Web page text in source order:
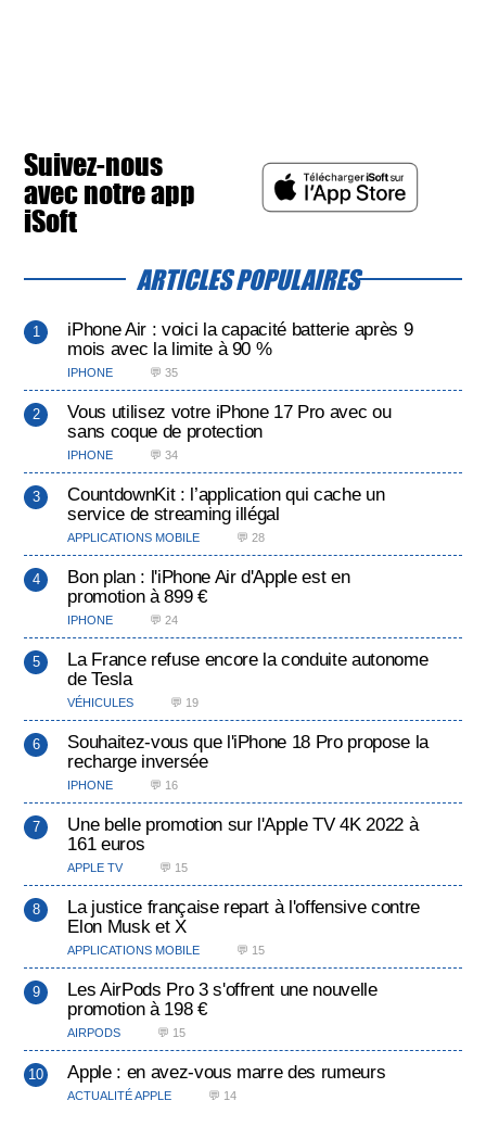
Suivez-nous
avec notre app
iSoft
ARTICLES POPULAIRES
iPhone Air : voici la capacité batterie après 9
mois avec la limite à 90 %
IPHONE 💬 35
Vous utilisez votre iPhone 17 Pro avec ou
sans coque de protection
IPHONE 💬 34
CountdownKit : l’application qui cache un
service de streaming illégal
APPLICATIONS MOBILE 💬 28
Bon plan : l'iPhone Air d'Apple est en
promotion à 899 €
IPHONE 💬 24
La France refuse encore la conduite autonome
de Tesla
VÉHICULES 💬 19
Souhaitez-vous que l'iPhone 18 Pro propose la
recharge inversée
IPHONE 💬 16
Une belle promotion sur l'Apple TV 4K 2022 à
161 euros
APPLE TV 💬 15
La justice française repart à l'offensive contre
Elon Musk et X
APPLICATIONS MOBILE 💬 15
Les AirPods Pro 3 s'offrent une nouvelle
promotion à 198 €
AIRPODS 💬 15
Apple : en avez-vous marre des rumeurs
ACTUALITÉ APPLE 💬 14